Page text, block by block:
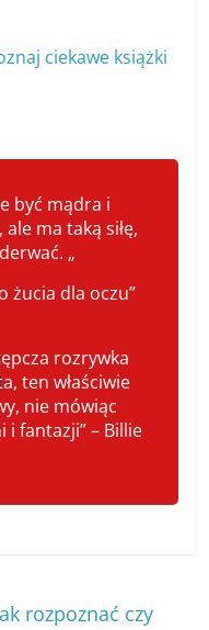
ciekawe książki
być mądra i
ale ma taką siłę,
„
żucia dla oczu”
rozrywka
ten właściwie
nie mówiąc
i fantazji” – Billie
rozpoznać czy